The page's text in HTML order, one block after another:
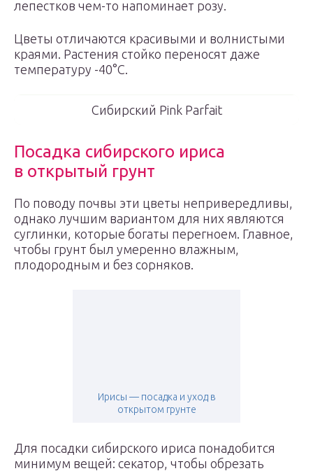
лепестков чем-то напоминает розу.
Цветы отличаются красивыми и волнистыми
краями. Растения стойко переносят даже
температуру -40°С.
Сибирский Pink Parfait
Посадка сибирского ириса
в открытый грунт
По поводу почвы эти цветы непривередливы,
однако лучшим вариантом для них являются
суглинки, которые богаты перегноем. Главное,
чтобы грунт был умеренно влажным,
плодородным и без сорняков.
Ирисы — посадка и уход в
открытом грунте
Для посадки сибирского ириса понадобится
минимум вещей: секатор, чтобы обрезать